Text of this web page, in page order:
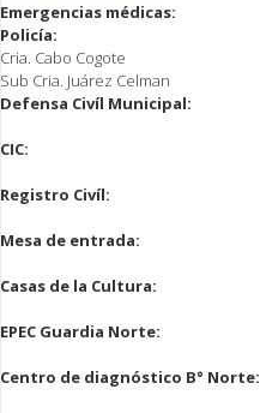
Emergencias médicas:
Policía:
Cria. Cabo Cogote
Sub Cria. Juárez Celman
Defensa Civíl Municipal:
CIC:
Registro Civíl:
Mesa de entrada:
Casas de la Cultura:
EPEC Guardia Norte:
Centro de diagnóstico B° Norte: